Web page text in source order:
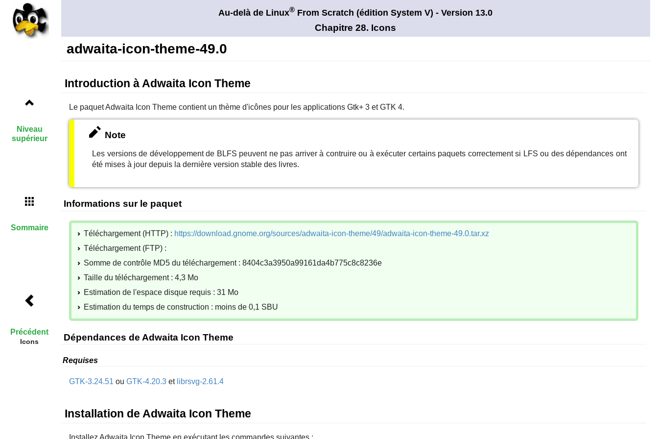
Au-delà de Linux® From Scratch (éditionSystem V) - Version 13.0
Chapitre 28. Icons
adwaita-icon-theme-49.0
Introduction à Adwaita Icon Theme
Le paquetAdwaita Icon Themecontient un thème d'icônes pour les applications Gtk+ 3etGTK 4.
Note
Les versions de développement de BLFS peuvent ne pas arriver à contruire ou à exécuter certains paquets correctement si LFS ou des dépendances ont
été mises à jour depuis la dernière version stable des livres.
Informations sur le paquet
Téléchargement (HTTP) : https://download.gnome.org/sources/adwaita-icon-theme/49/adwaita-icon-theme-49.0.tar.xz
Téléchargement (FTP) :
Somme de contrôle MD5 du téléchargement : 8404c3a3950a99161da4b775c8c8236e
Taille du téléchargement : 4,3 Mo
Estimation de l'espace disque requis : 31 Mo
Estimation du temps de construction : moins de 0,1 SBU
Dépendances de Adwaita Icon Theme
Requises
GTK-3.24.51 ou GTK-4.20.3et librsvg-2.61.4
Installation de Adwaita Icon Theme
Précédent
Icons
Niveau
supérieur
Sommaire